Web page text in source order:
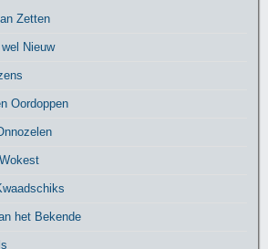
Zetten
Nieuw
Oordoppen
het Bekende